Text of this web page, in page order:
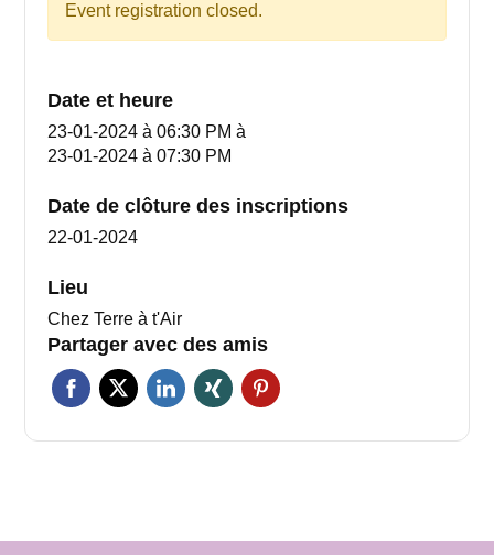
Event registration closed.
Date et heure
23-01-2024 à 06:30 PMà
23-01-2024 à 07:30 PM
Date de clôture des inscriptions
22-01-2024
Lieu
Chez Terre à t'Air
Partager avec des amis